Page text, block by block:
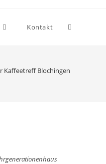
Kontakt
Kaffeetreff Blochingen